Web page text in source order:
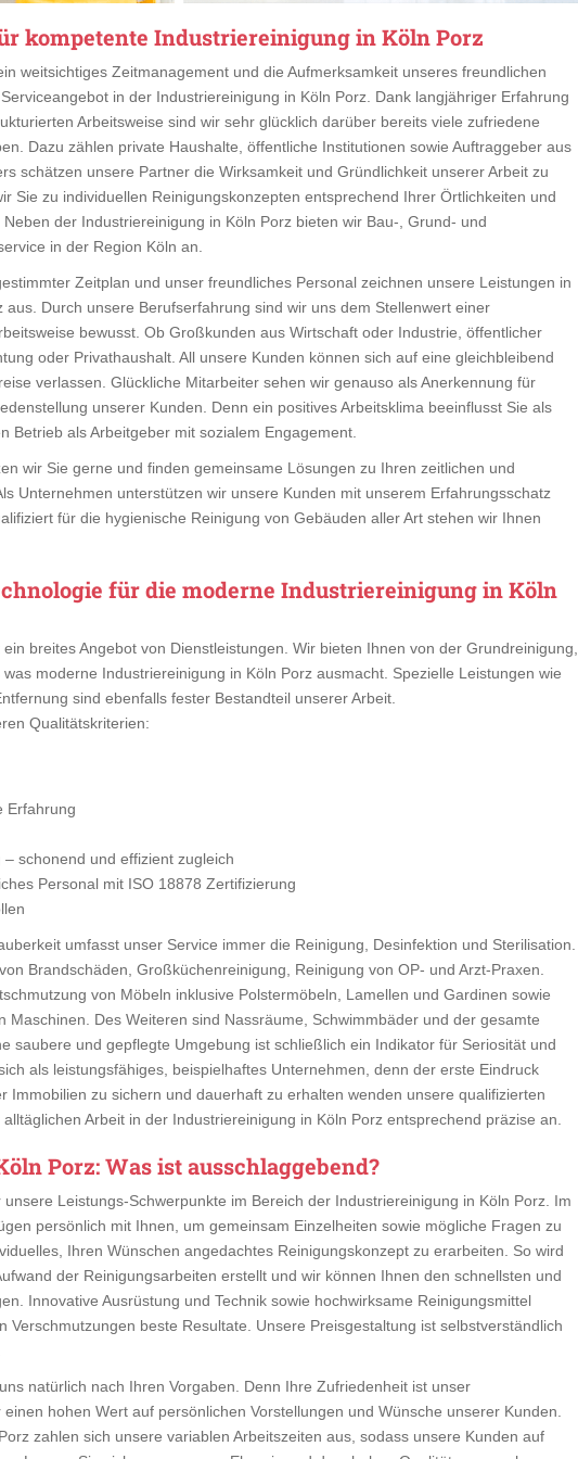
kompetente Industriereinigung in Köln Porz
weitsichtiges Zeitmanagement und die Aufmerksamkeit unseres freundlichen
in der Industriereinigung in Köln Porz. Dank langjähriger Erfahrung
Arbeitsweise sind wir sehr glücklich darüber bereits viele zufriedene
Dazu zählen private Haushalte, öffentliche Institutionen sowie Auftraggeber aus
schätzen unsere Partner die Wirksamkeit und Gründlichkeit unserer Arbeit zu
Sie zu individuellen Reinigungskonzepten entsprechend Ihrer Örtlichkeiten und
der Industriereinigung in Köln Porz bieten wir Bau-, Grund- und
in der Region Köln an.
Zeitplan und unser freundliches Personal zeichnen unsere Leistungen in
Durch unsere Berufserfahrung sind wir uns dem Stellenwert einer
bewusst. Ob Großkunden aus Wirtschaft oder Industrie, öffentlicher
oder Privathaushalt. All unsere Kunden können sich auf eine gleichbleibend
verlassen. Glückliche Mitarbeiter sehen wir genauso als Anerkennung für
unserer Kunden. Denn ein positives Arbeitsklima beeinflusst Sie als
Betrieb als Arbeitgeber mit sozialem Engagement.
wir Sie gerne und finden gemeinsame Lösungen zu Ihren zeitlichen und
Unternehmen unterstützen wir unsere Kunden mit unserem Erfahrungsschatz
für die hygienische Reinigung von Gebäuden aller Art stehen wir Ihnen
für die moderne Industriereinigung in Köln
breites Angebot von Dienstleistungen. Wir bieten Ihnen von der Grundreinigung,
moderne Industriereinigung in Köln Porz ausmacht. Spezielle Leistungen wie
sind ebenfalls fester Bestandteil unserer Arbeit.
Qualitätskriterien:
Erfahrung
schonend und effizient zugleich
Personal mit ISO 18878 Zertifizierung
umfasst unser Service immer die Reinigung, Desinfektion und Sterilisation.
Brandschäden, Großküchenreinigung, Reinigung von OP- und Arzt-Praxen.
von Möbeln inklusive Polstermöbeln, Lamellen und Gardinen sowie
Maschinen. Des Weiteren sind Nassräume, Schwimmbäder und der gesamte
saubere und gepflegte Umgebung ist schließlich ein Indikator für Seriosität und
als leistungsfähiges, beispielhaftes Unternehmen, denn der erste Eindruck
Immobilien zu sichern und dauerhaft zu erhalten wenden unsere qualifizierten
Arbeit in der Industriereinigung in Köln Porz entsprechend präzise an.
Porz: Was ist ausschlaggebend?
Leistungs-Schwerpunkte im Bereich der Industriereinigung in Köln Porz. Im
persönlich mit Ihnen, um gemeinsam Einzelheiten sowie mögliche Fragen zu
Ihren Wünschen angedachtes Reinigungskonzept zu erarbeiten. So wird
der Reinigungsarbeiten erstellt und wir können Ihnen den schnellsten und
Innovative Ausrüstung und Technik sowie hochwirksame Reinigungsmittel
Verschmutzungen beste Resultate. Unsere Preisgestaltung ist selbstverständlich
natürlich nach Ihren Vorgaben. Denn Ihre Zufriedenheit ist unser
hohen Wert auf persönlichen Vorstellungen und Wünsche unserer Kunden.
zahlen sich unsere variablen Arbeitszeiten aus, sodass unsere Kunden auf